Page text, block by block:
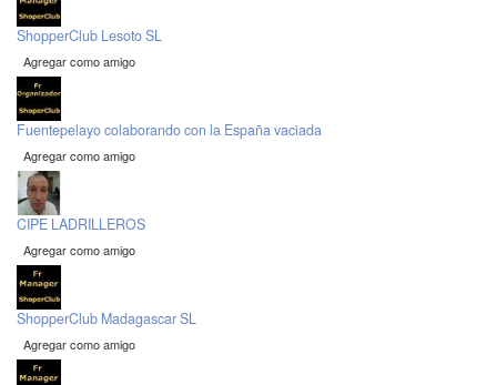
ShopperClub Lesoto SL
Agregar como amigo
Fuentepelayo colaborando con la España vaciada
Agregar como amigo
CIPE LADRILLEROS
Agregar como amigo
ShopperClub Madagascar SL
Agregar como amigo